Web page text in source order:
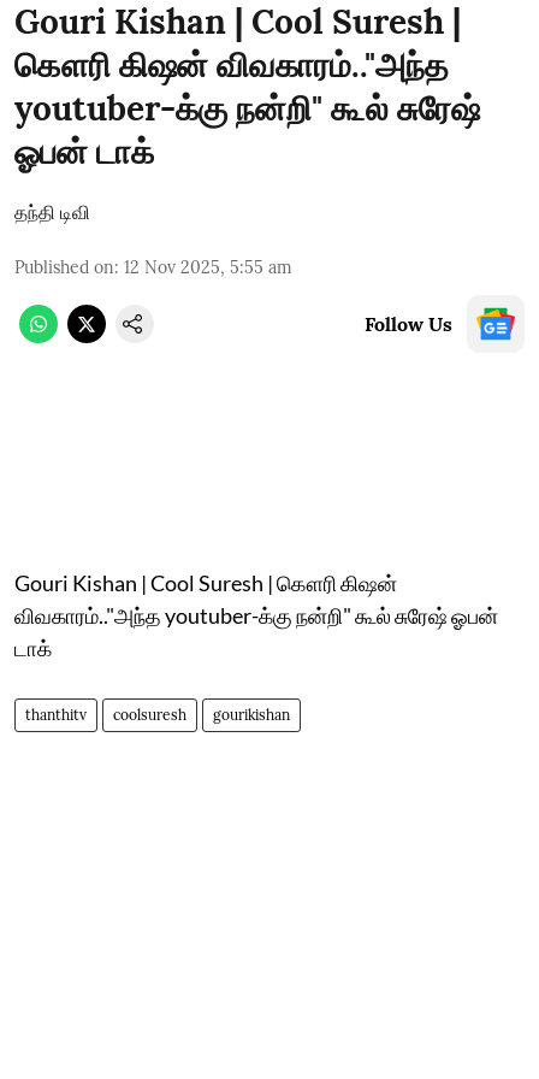
Gouri Kishan | Cool Suresh |
கௌரி கிஷன் விவகாரம்.."அந்த
youtuber-க்கு நன்றி" கூல் சுரேஷ்
ஓபன் டாக்
தந்தி டிவி
Published on: 12 Nov 2025, 5:55 am
Follow Us
Gouri Kishan | Cool Suresh | கௌரி கிஷன்
விவகாரம்.."அந்த youtuber-க்கு நன்றி" கூல் சுரேஷ் ஓபன்
டாக்
thanthitv coolsuresh gourikishan